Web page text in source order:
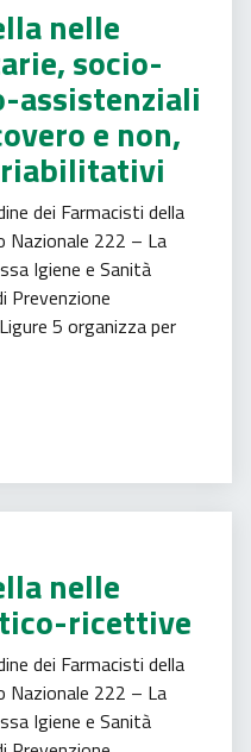
nelle
socio-
assistenziali
e non,
dei Farmacisti della
Nazionale 222 – La
Igiene e Sanità
Prevenzione
5 organizza per
nelle
ricettive
dei Farmacisti della
Nazionale 222 – La
Igiene e Sanità